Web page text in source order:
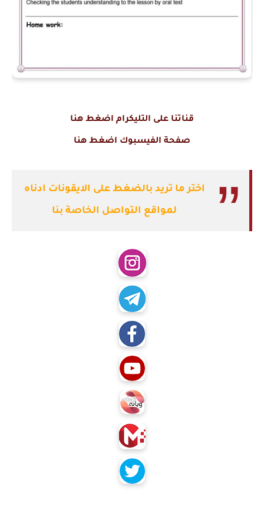
قناتنا على التليكرام اضغط هنا
صفحة الفيسبوك اضغط هنا
اختر ما تريد بالضغط على الايقونات ادناه
لمواقع التواصل الخاصة بنا